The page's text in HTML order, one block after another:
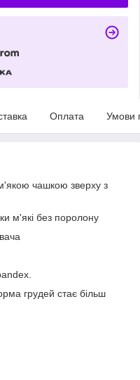
Оплата Умови
чашкою зверху з
м'які без поролону
грудей стає більш